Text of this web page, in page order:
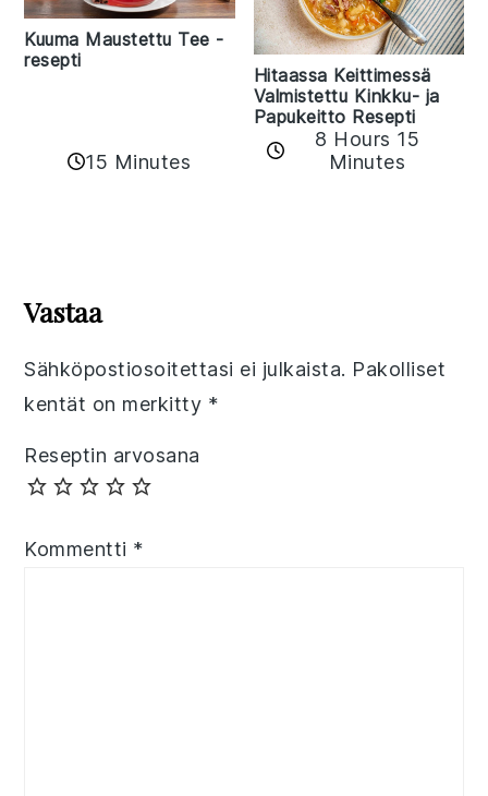
Kuuma Maustettu Tee -
resepti
15 Minutes
Hitaassa Keittimessä
Valmistettu Kinkku- ja
Papukeitto Resepti
8 Hours 15
Minutes
Interactions
Vastaa
Sähköpostiosoitettasi ei julkaista. Pakolliset
kentät on merkitty *
Reseptin arvosana
Kommentti *